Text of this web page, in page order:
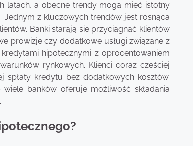
latach, a obecne trendy mogą mieć istotny
Jednym z kluczowych trendów jest rosnąca
Banki starają się przyciągnąć klientów
prowizje czy dodatkowe usługi związane z
hipotecznymi z oprocentowaniem
rynkowych. Klienci coraz częściej
spłaty kredytu bez dodatkowych kosztów.
banków oferuje możliwość składania